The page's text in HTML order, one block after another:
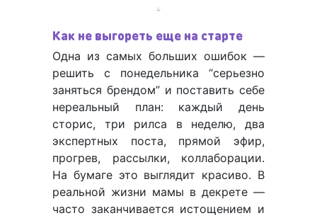
Как не выгореть еще на старте
Одна из самых больших ошибок —
решить с понедельника “серьезно
заняться брендом” и поставить себе
нереальный план: каждый день
сторис, три рилса в неделю, два
экспертных поста, прямой эфир,
прогрев, рассылки, коллаборации.
На бумаге это выглядит красиво. В
реальной жизни мамы в декрете —
часто заканчивается истощением и